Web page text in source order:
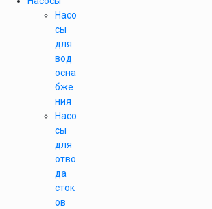
Насо
сы
для
вод
осна
бже
ния
Насо
сы
для
отво
да
сток
ов